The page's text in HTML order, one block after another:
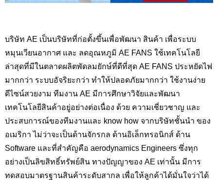
บริษัท AE เป็นบริษัทที่ก่อตั้งขึ้นเพื่อพัฒนา สินค้า เพื่อระบบ
หมุนเวียนอากาศ และ ลดอุณหภูมิ AE FANS ใช้เทคโนโลยี
ล่าสุดที่มีในตลาดผลิตพัดลมยักษ์ที่ดีที่สุด AE FANS ประหยัดไฟ
มากกว่า ระบบอัจริยะกว่า ทำให้ปลอดภัยมากกว่า ใช้งานง่าย
ดีไซน์สวยงาม ทีมงาน AE มีการศึกษาวิจัยและพัฒนา
เทคโนโลยีสินค้าอยู่อย่างต่อเนื่อง ด้วย ความเชี่ยวชาญ และ
ประสบการณ์ของทีมงานและ know how จากบริษัทชั้นนำ ของ
อเมริกา ไม่ว่าจะเป็นด้านจักรกล ด้านอิเล็กทรอนิกส์ ด้าน
Software และที่สำคัญคือ aerodynamics Engineers ซึ่งทุก
อย่างเป็นลิขสิทธิ์ทรัพย์สิน ทางปัญญาของ AE เท่านั้น มีการ
ทดสอบมาตรฐานสินค้าระดับสากล เพื่อให้ลูกค้าได้มั่นใจว่าได้